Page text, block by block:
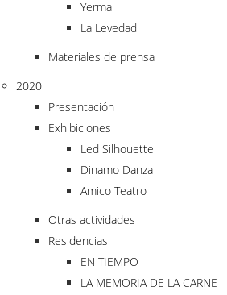
Yerma
La Levedad
Materiales de prensa
2020
Presentación
Exhibiciones
Led Silhouette
Dinamo Danza
Amico Teatro
Otras actividades
Residencias
EN TIEMPO
LA MEMORIA DE LA CARNE